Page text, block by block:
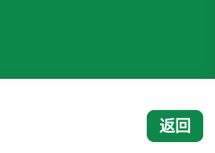
返回